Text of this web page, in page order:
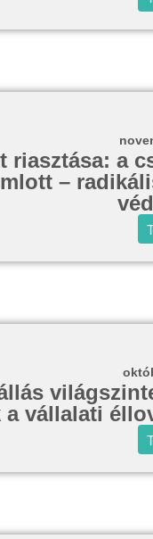
riasztása: a
–
vállalati